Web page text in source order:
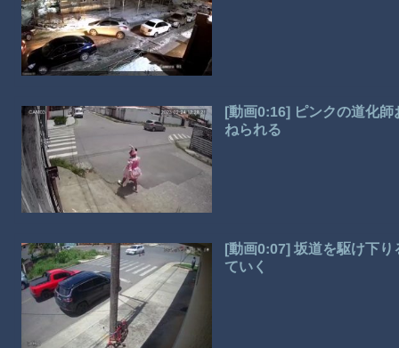
[動画0:16] ピンクの道化
ねられる
[動画0:07] 坂道を駆け下
ていく